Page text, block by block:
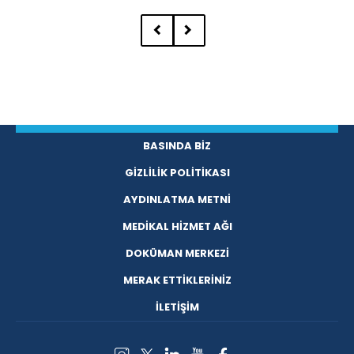
BASINDA BİZ
GİZLİLİK POLİTİKASI
AYDINLATMA METNİ
MEDİKAL HİZMET AĞI
DOKÜMAN MERKEZİ
MERAK ETTİKLERİNİZ
İLETİŞİM